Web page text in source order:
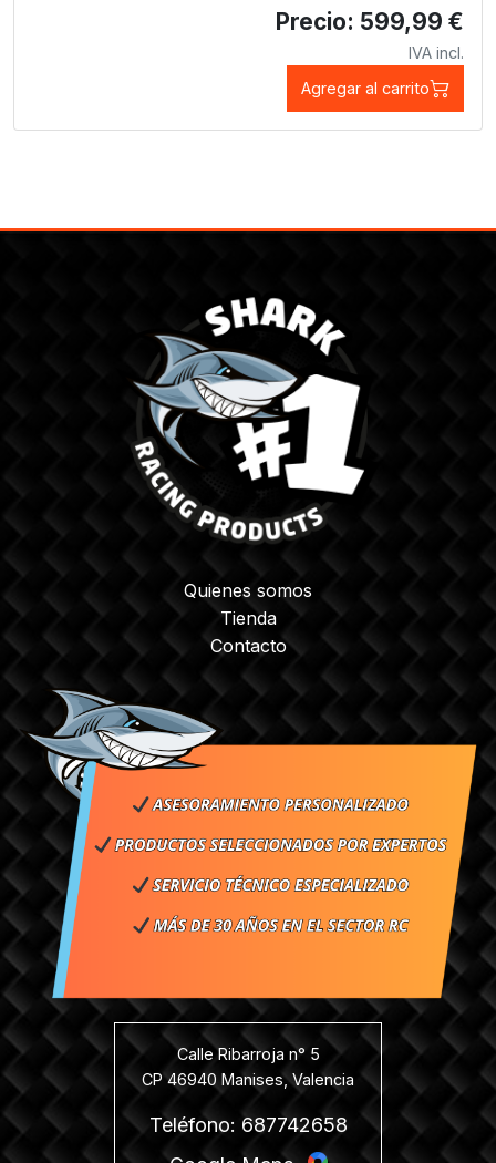
Precio: 599,99 €
IVA incl.
Agregar al carrito
Quienes somos
Tienda
Contacto
Calle Ribarroja n° 5
CP 46940 Manises, Valencia
Teléfono: 687742658